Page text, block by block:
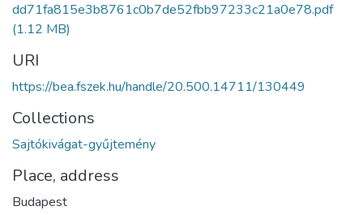
dd71fa815e3b8761c0b7de52fbb97233c21a0e78.pdf
(1.12 MB)
URI
https://bea.fszek.hu/handle/20.500.14711/130449
Collections
Sajtókivágat-gyűjtemény
Place, address
Budapest